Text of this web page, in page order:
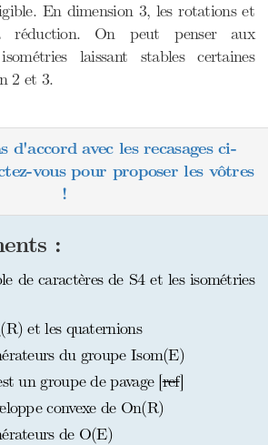
En dimension 3, les rotations et
réduction. On peut penser aux
laissant stables certaines
2 et 3.
d'accord avec les recasages ci-
vous pour proposer les vôtres
!
:
de caractères de S4 et les isométries
et les quaternions
du groupe Isom(E)
un groupe de pavage [ref]
convexe de On(R)
de O(E)